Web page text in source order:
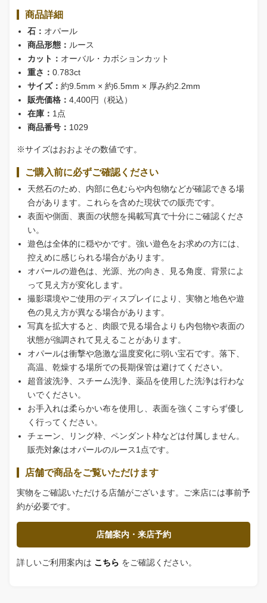
商品詳細
石： オパール
商品形態： ルース
カット： オーバル・カボションカット
重さ： 0.783ct
サイズ： 約9.5mm × 約6.5mm × 厚み約2.2mm
販売価格： 4,400円（税込）
在庫： 1点
商品番号： 1029
※サイズはおおよその数値です。
ご購入前に必ずご確認ください
天然石のため、内部に色むらや内包物などが確認できる場
合があります。これらを含めた現状での販売です。
表面や側面、裏面の状態を掲載写真で十分にご確認くださ
い。
遊色は全体的に穏やかです。強い遊色をお求めの方には、
控えめに感じられる場合があります。
オパールの遊色は、光源、光の向き、見る角度、背景によ
って見え方が変化します。
撮影環境やご使用のディスプレイにより、実物と地色や遊
色の見え方が異なる場合があります。
写真を拡大すると、肉眼で見る場合よりも内包物や表面の
状態が強調されて見えることがあります。
オパールは衝撃や急激な温度変化に弱い宝石です。落下、
高温、乾燥する場所での長期保管は避けてください。
超音波洗浄、スチーム洗浄、薬品を使用した洗浄は行わな
いでください。
お手入れは柔らかい布を使用し、表面を強くこすらず優し
く行ってください。
チェーン、リング枠、ペンダント枠などは付属しません。
販売対象はオパールのルース1点です。
店舗で商品をご覧いただけます
実物をご確認いただける店舗がございます。ご来店には事前予
約が必要です。
店舗案内・来店予約
詳しいご利用案内は こちら をご確認ください。